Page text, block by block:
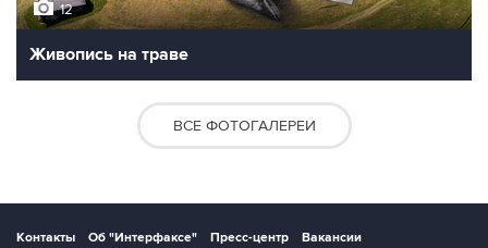
12
Живопись на траве
ВСЕ ФОТОГАЛЕРЕИ
Контакты Об "Интерфаксе" Пресс-центр
Вакансии